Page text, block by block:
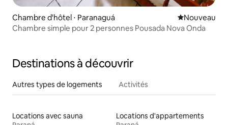
Chambre d'hôtel ⋅ Paranaguá Nouvel
Nouveau
Chambre simple pour 2 personnes Pousada Nova Onda
Destinations à découvrir
Autres types de logements Activités
Locations avec sauna
Locations d'appartements